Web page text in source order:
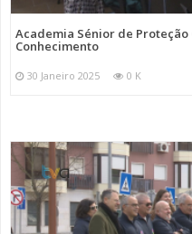
Academia Sénior de Proteção
Conhecimento
30 Janeiro 2025 0 K